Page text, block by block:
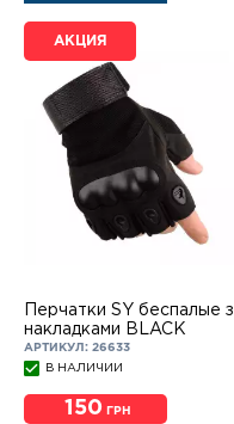
АКЦИЯ
Перчатки SY беспалые з
накладками BLACK
АРТИКУЛ: 26633
В НАЛИЧИИ
150 ГРН